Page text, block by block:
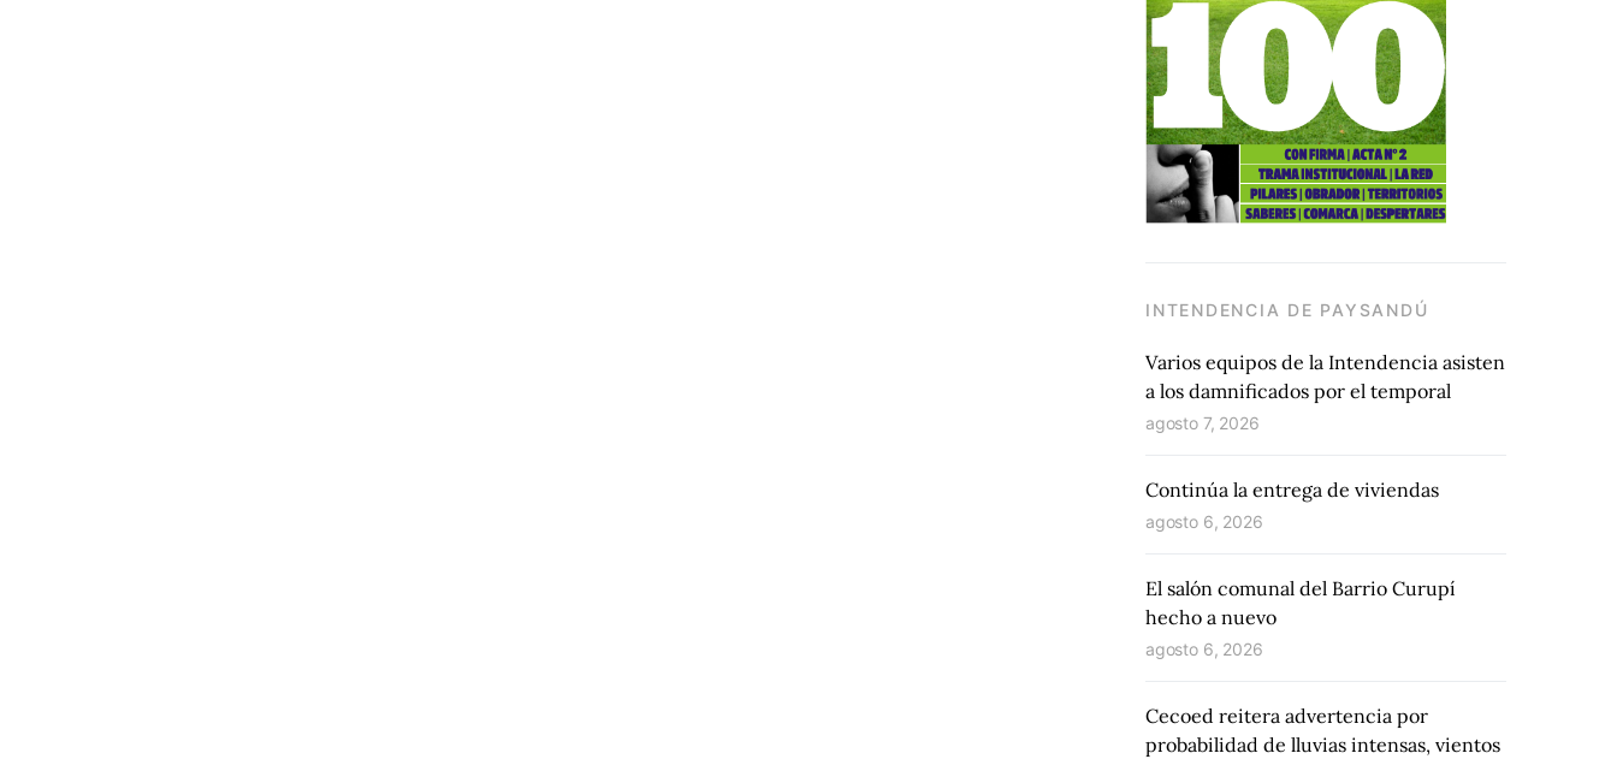
INTENDENCIA DE PAYSANDÚ
Varios equipos de la Intendencia asisten
a los damnificados por el temporal
agosto 7, 2026
Continúa la entrega de viviendas
agosto 6, 2026
El salón comunal del Barrio Curupí
hecho a nuevo
agosto 6, 2026
Cecoed reitera advertencia por
probabilidad de lluvias intensas, vientos